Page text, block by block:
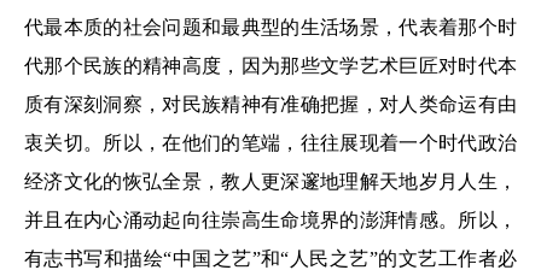
代最本质的社会问题和最典型的生活场景，代表着那个时
代那个民族的精神高度，因为那些文学艺术巨匠对时代本
质有深刻洞察，对民族精神有准确把握，对人类命运有由
衷关切。所以，在他们的笔端，往往展现着一个时代政治
经济文化的恢弘全景，教人更深邃地理解天地岁月人生，
并且在内心涌动起向往崇高生命境界的澎湃情感。所以，
有志书写和描绘“中国之艺”和“人民之艺”的文艺工作者必